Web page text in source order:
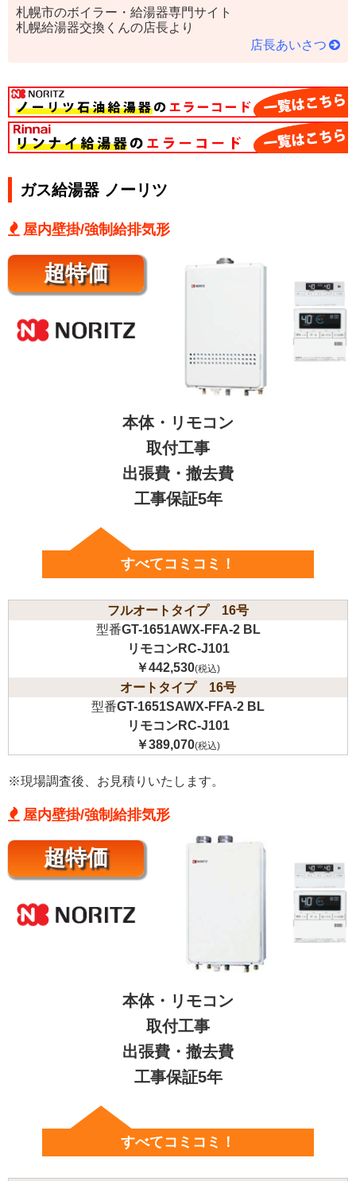
札幌市のボイラー・給湯器専門サイト
札幌給湯器交換くんの店長より
店長あいさつ
ガス給湯器 ノーリツ
屋内壁掛/強制給排気形
超特価
本体・リモコン
取付工事
出張費・撤去費
工事保証5年
すべてコミコミ！
フルオートタイプ 16号
型番GT-1651AWX-FFA-2 BL
リモコンRC-J101
￥442,530(税込)
オートタイプ 16号
型番GT-1651SAWX-FFA-2 BL
リモコンRC-J101
￥389,070(税込)
※現場調査後、お見積りいたします。
屋内壁掛/強制給排気形
超特価
本体・リモコン
取付工事
出張費・撤去費
工事保証5年
すべてコミコミ！